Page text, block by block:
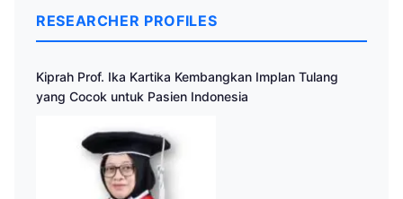
RESEARCHER PROFILES
Kiprah Prof. Ika Kartika Kembangkan Implan Tulang
yang Cocok untuk Pasien Indonesia